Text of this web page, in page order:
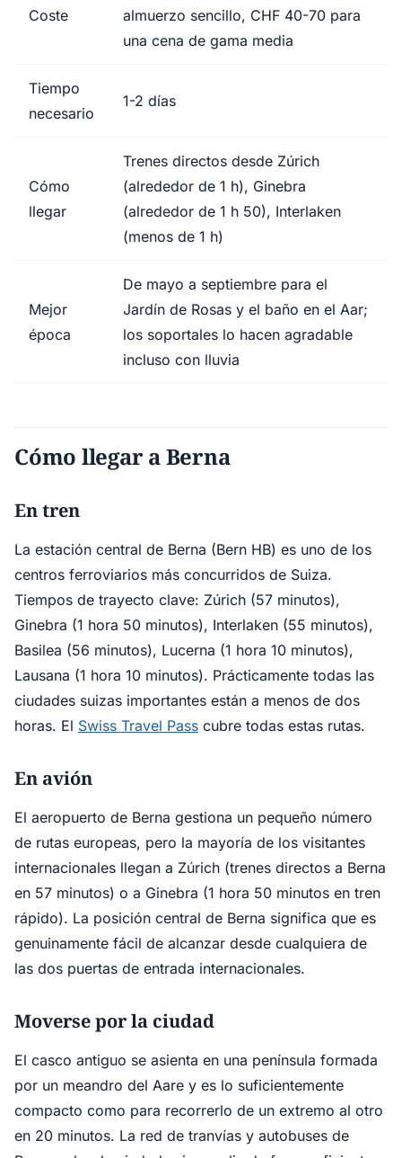
Coste
almuerzo sencillo, CHF 40-70 para
una cena de gama media
Tiempo
necesario
1-2 días
Cómo
llegar
Trenes directos desde Zúrich
(alrededor de 1 h), Ginebra
(alrededor de 1 h 50), Interlaken
(menos de 1 h)
Mejor
época
De mayo a septiembre para el
Jardín de Rosas y el baño en el Aar;
los soportales lo hacen agradable
incluso con lluvia
Cómo llegar a Berna
En tren
La estación central de Berna (Bern HB) es uno de los
centros ferroviarios más concurridos de Suiza.
Tiempos de trayecto clave: Zúrich (57 minutos),
Ginebra (1 hora 50 minutos), Interlaken (55 minutos),
Basilea (56 minutos), Lucerna (1 hora 10 minutos),
Lausana (1 hora 10 minutos). Prácticamente todas las
ciudades suizas importantes están a menos de dos
horas. El Swiss Travel Pass cubre todas estas rutas.
En avión
El aeropuerto de Berna gestiona un pequeño número
de rutas europeas, pero la mayoría de los visitantes
internacionales llegan a Zúrich (trenes directos a Berna
en 57 minutos) o a Ginebra (1 hora 50 minutos en tren
rápido). La posición central de Berna significa que es
genuinamente fácil de alcanzar desde cualquiera de
las dos puertas de entrada internacionales.
Moverse por la ciudad
El casco antiguo se asienta en una península formada
por un meandro del Aare y es lo suficientemente
compacto como para recorrerlo de un extremo al otro
en 20 minutos. La red de tranvías y autobuses de